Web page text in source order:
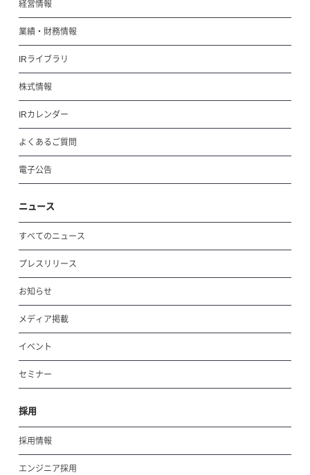
経営情報
業績・財務情報
IRライブラリ
株式情報
IRカレンダー
よくあるご質問
電子公告
ニュース
すべてのニュース
プレスリリース
お知らせ
メディア掲載
イベント
セミナー
採用
採用情報
エンジニア採用